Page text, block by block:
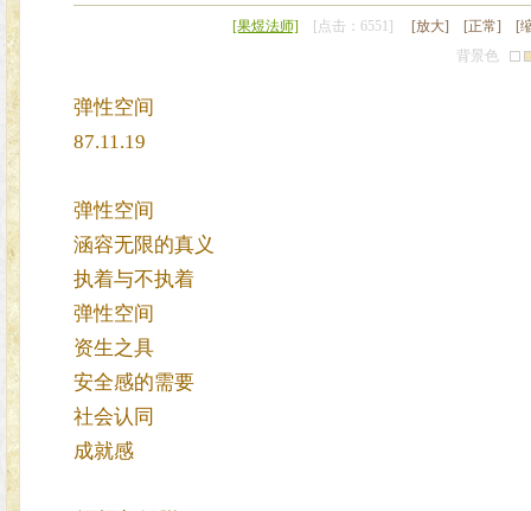
[果煜法师] [点击：6551] [放大] [正常]
[
背景色
弹性空间
87.11.19
弹性空间
涵容无限的真义
执着与不执着
弹性空间
资生之具
安全感的需要
社会认同
成就感